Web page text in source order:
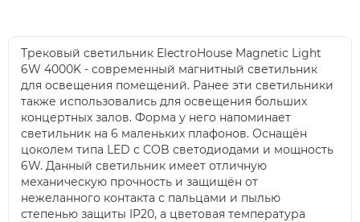
Трековый светильник ElectroHouse Magnetic Light
6W 4000K - современный магнитный светильник
для освещения помещений. Ранее эти светильники
также использовались для освещения больших
концертных залов. Форма у него напоминает
светильник на 6 маленьких плафонов. Оснащён
цоколем типа LED с COB светодиодами и мощность
6W. Данный светильник имеет отличную
механическую прочность и защищён от
нежеланного контакта с пальцами и пылью
степенью защиты IP20, а цветовая температура